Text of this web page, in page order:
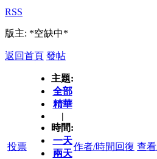
RSS
版主: *空缺中*
返回首頁 發帖
投票
主題:
全部
精華
|
時間:
一天
兩天
作者/時間 回復 查看